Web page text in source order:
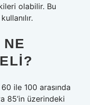
olabilir. Bu
ile 100 arasında
85’in üzerindeki